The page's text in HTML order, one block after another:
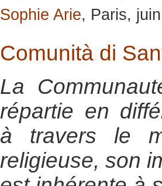
Sophie Arie, Paris,
Comunità di
La
répartie en
à travers le
religieuse, son